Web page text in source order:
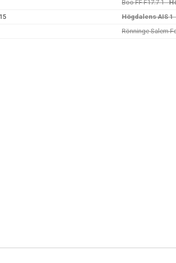
Boo FF F17:7 1 -
Högdalens AIS 1
Rönninge Salem